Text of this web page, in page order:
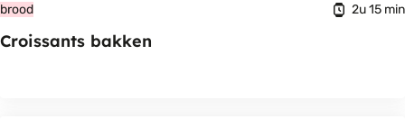
brood 2u 15 min
Croissants bakken